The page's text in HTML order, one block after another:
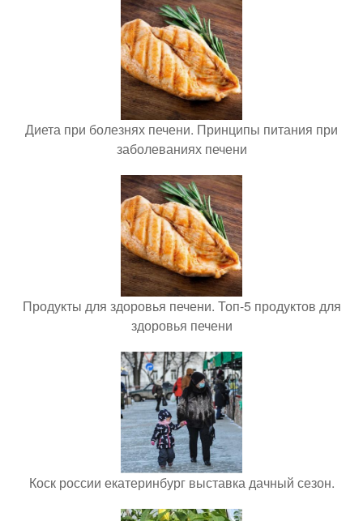
Диета при болезнях печени. Принципы питания при
заболеваниях печени
Продукты для здоровья печени. Топ-5 продуктов для
здоровья печени
Коск россии екатеринбург выставка дачный сезон.